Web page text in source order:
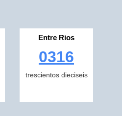
Entre Rios
0316
trescientos dieciseis